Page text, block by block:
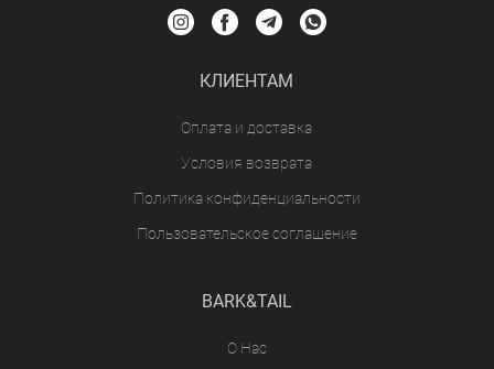
КЛИЕНТАМ
Оплата и доставка
Условия возврата
Политика конфиденциальности
Пользовательское соглашение
BARK&TAIL
О Нас